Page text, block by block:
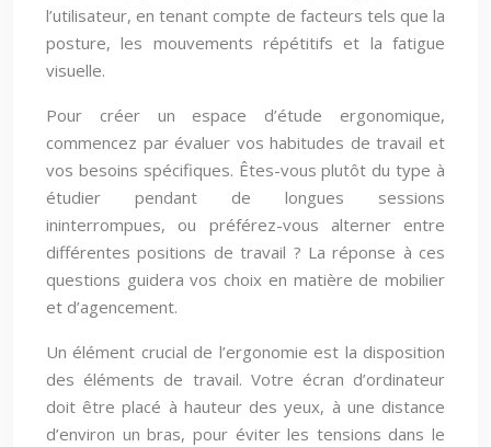
l’utilisateur, en tenant compte de facteurs tels que la
posture, les mouvements répétitifs et la fatigue
visuelle.
Pour créer un espace d’étude ergonomique,
commencez par évaluer vos habitudes de travail et
vos besoins spécifiques. Êtes-vous plutôt du type à
étudier pendant de longues sessions
ininterrompues, ou préférez-vous alterner entre
différentes positions de travail ? La réponse à ces
questions guidera vos choix en matière de mobilier
et d’agencement.
Un élément crucial de l’ergonomie est la disposition
des éléments de travail. Votre écran d’ordinateur
doit être placé à hauteur des yeux, à une distance
d’environ un bras, pour éviter les tensions dans le